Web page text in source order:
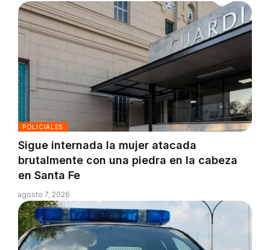
POLICIALES
Sigue internada la mujer atacada
brutalmente con una piedra en la cabeza
en Santa Fe
agosto 7, 2026